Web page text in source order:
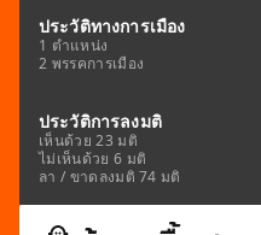
ประวัติทางการเมือง
1 ตำแหน่ง
2 พรรคการเมือง
ประวัติการลงมติ
เห็นด้วย 23 มติ
ไม่เห็นด้วย 6 มติ
ลา / ขาดลงมติ 74 มติ